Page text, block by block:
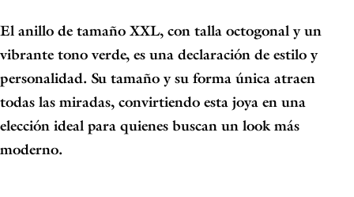
El anillo de tamaño XXL, con talla octogonal y un
vibrante tono verde, es una declaración de estilo y
personalidad. Su tamaño y su forma única atraen
todas las miradas, convirtiendo esta joya en una
elección ideal para quienes buscan un look más
moderno.